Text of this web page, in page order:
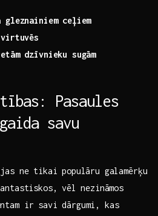
ceļiem
dzīvnieku sugām
‌Pasaules
savu
ne tikai ‌populāru galamērķu
vēl nezināmos
ir savi dārgumi, kas⁤